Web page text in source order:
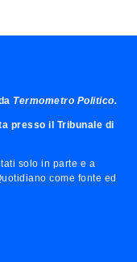
Termometro Politico.
presso il Tribunale di
solo in parte e a
come fonte ed